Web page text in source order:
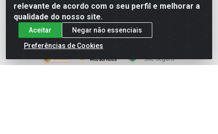
relevante de acordo com o seu perfil e melhorar a
qualidade do nosso site.
Aceitar
Negar não essenciais
Preferências de Cookies
Site Seguro